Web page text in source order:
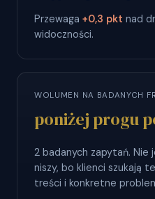
Przewaga +0,3 pkt nad
widoczności.
WOLUMEN NA BADANYCH
poniżej progu
2 badanych zapytań. Nie
niszy, bo klienci szukają
treści i konkretne